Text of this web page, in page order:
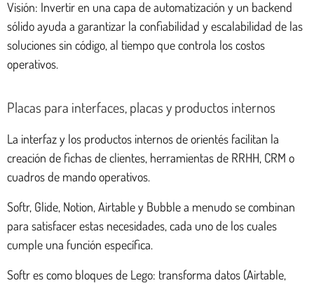
Visión: Invertir en una capa de automatización y un backend
sólido ayuda a garantizar la confiabilidad y escalabilidad de las
soluciones sin código, al tiempo que controla los costos
operativos.
Placas para interfaces, placas y productos internos
La interfaz y los productos internos de orientés facilitan la
creación de fichas de clientes, herramientas de RRHH, CRM o
cuadros de mando operativos.
Softr, Glide, Notion, Airtable y Bubble a menudo se combinan
para satisfacer estas necesidades, cada uno de los cuales
cumple una función específica.
Softr es como bloques de Lego: transforma datos (Airtable,